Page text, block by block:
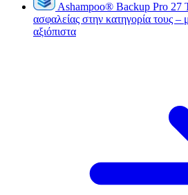
Ashampoo® Backup Pro 27
ασφαλείας στην κατηγορία τους –
αξιόπιστα